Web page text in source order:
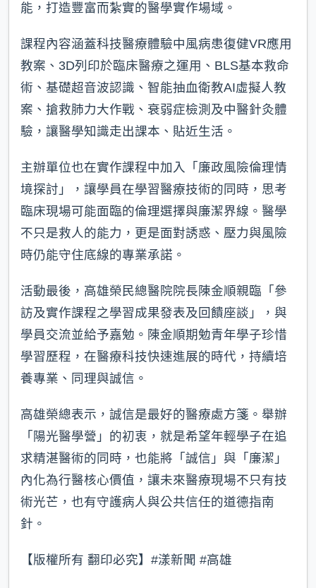
能，打造豐富而紮實的醫學實作場域。
課程內容涵蓋科技醫療體驗中風病患復健VR應用
教案、3D列印於臨床醫療之運用、BLS基本救命
術、基礎超音波認識、智能抽血衛教AI虛擬人教
案、搶救肺力大作戰、衰弱症檢測及中醫針灸體
驗，讓醫學知識走出課本、貼近生活。
主辦單位也在實作課程中加入「廉政風險倫理情
境探討」，讓學員在學習醫療技術的同時，思考
臨床現場可能面臨的倫理選擇與廉潔界線。醫學
不只是救人的能力，更是面對誘惑、壓力與風險
時仍能守住底線的專業承諾。
活動最後，高雄榮民總醫院院長陳金順親臨「參
訪及實作課程之學習成果發表及回饋座談」，與
學員交流並給予嘉勉。陳金順期勉青年學子珍惜
學習歷程，在醫療科技快速進展的時代，持續培
養專業、同理與誠信。
高雄榮總表示，誠信是最好的醫療處方箋。舉辦
「陽光醫學營」的初衷，就是希望年輕學子在追
求精湛醫術的同時，也能將「誠信」與「廉潔」
內化為行醫核心價值，讓未來醫療現場不只有技
術光芒，也有守護病人與公共信任的道德指南
針。
【版權所有 翻印必究】#漾新聞 #高雄